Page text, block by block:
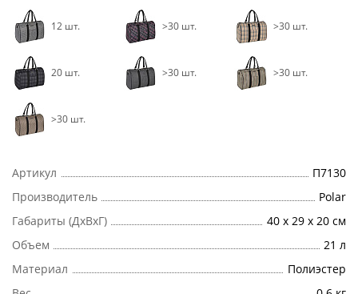
12 шт. >30 шт. >30 шт.
20 шт. >30 шт. >30 шт.
>30 шт.
Артикул
П7130
Производитель
Polar
Габариты (ДхВхГ)
40 х 29 х 20 см
Объем
21 л
Материал
Полиэстер